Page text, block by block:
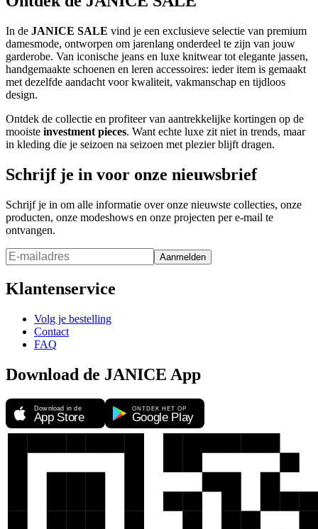
In de JANICE SALE vind je een exclusieve selectie van premium
damesmode, ontworpen om jarenlang onderdeel te zijn van jouw
garderobe. Van iconische jeans en luxe knitwear tot elegante jassen,
handgemaakte schoenen en leren accessoires: ieder item is gemaakt
met dezelfde aandacht voor kwaliteit, vakmanschap en tijdloos
design.
Ontdek de collectie en profiteer van aantrekkelijke kortingen op de
mooiste investment pieces. Want echte luxe zit niet in trends, maar
in kleding die je seizoen na seizoen met plezier blijft dragen.
Schrijf je in voor onze nieuwsbrief
Schrijf je in om alle informatie over onze nieuwste collecties, onze
producten, onze modeshows en onze projecten per e-mail te
ontvangen.
Aanmelden
Klantenservice
Volg je bestelling
Contact
FAQ
Download de JANICE App